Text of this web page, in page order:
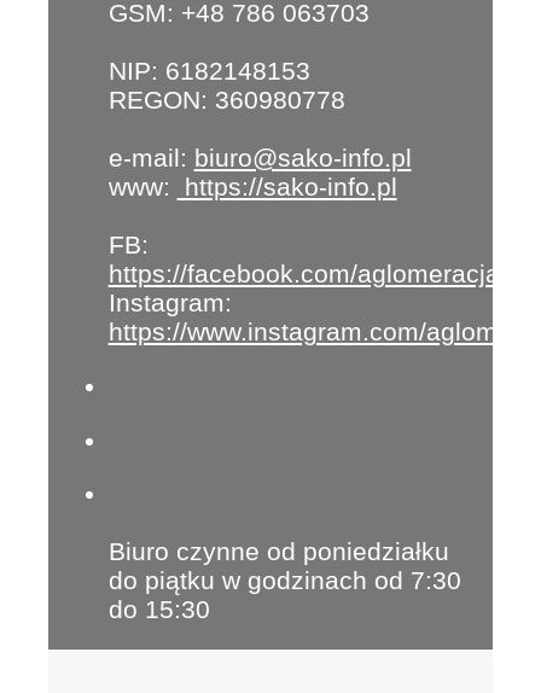
GSM: +48 786 063703
NIP: 6182148153
REGON: 360980778
e-mail: biuro@sako-info.pl
www:
https://sako-info.pl
FB:
https://facebook.com/aglomeracja
Instagram:
https://www.instagram.com/
Biuro czynne od poniedziałku
do piątku w godzinach od 7:30
do 15:30